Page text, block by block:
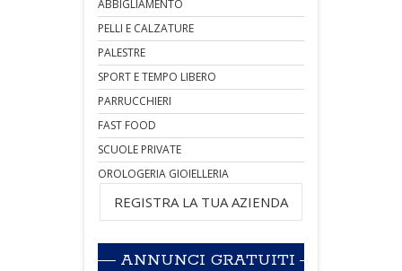
ABBIGLIAMENTO
PELLI E CALZATURE
PALESTRE
SPORT E TEMPO LIBERO
PARRUCCHIERI
FAST FOOD
SCUOLE PRIVATE
OROLOGERIA GIOIELLERIA
REGISTRA LA TUA AZIENDA
ANNUNCI GRATUITI